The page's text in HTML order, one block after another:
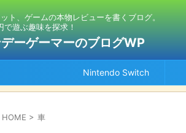
ト、ゲームの本物レビューを書くブログ。
で遊ぶ趣味を探求！
ーゲーマーのブログWP
Nintendo Switch
HOME > 車